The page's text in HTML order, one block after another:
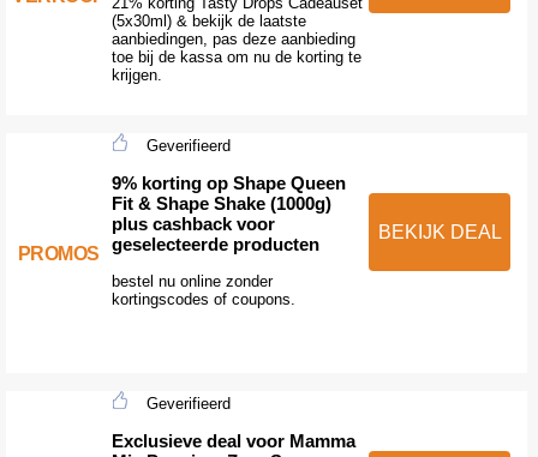
(5x30ml) & bekijk de laatste
aanbiedingen, pas deze aanbieding
toe bij de kassa om nu de korting te
krijgen.
PROMOS
Geverifieerd
9% korting op Shape Queen
Fit & Shape Shake (1000g)
plus cashback voor
geselecteerde producten
bestel nu online zonder
kortingscodes of coupons.
BEKIJK DEAL
Geverifieerd
Exclusieve deal voor Mamma